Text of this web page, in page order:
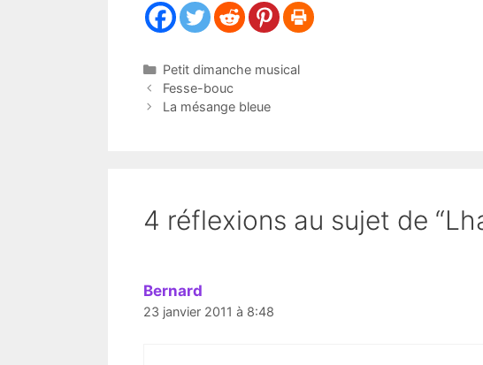
Catégories
Petit dimanche musical
Fesse-bouc
La mésange bleue
4 réflexions au sujet de
Bernard
23 janvier 2011 à 8:48